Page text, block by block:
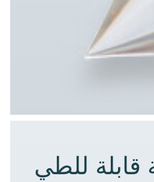
قابلة للطي